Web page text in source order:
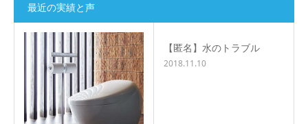
最近の実績と声
【匿名】水のトラブル
2018.11.10